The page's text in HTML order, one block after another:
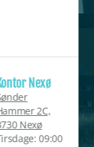
Nexø
2C,
Nexø
09:00